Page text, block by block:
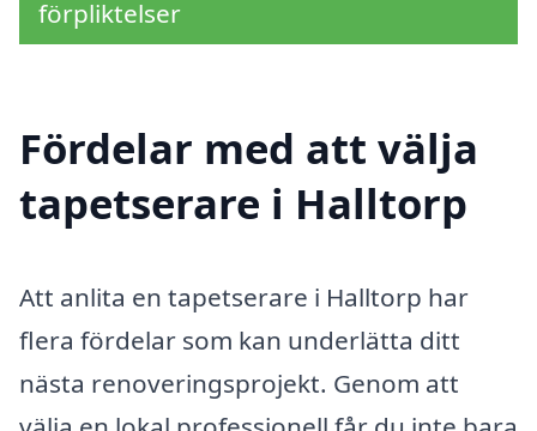
förpliktelser
Fördelar med att välja
tapetserare i Halltorp
Att anlita en tapetserare i Halltorp har
flera fördelar som kan underlätta ditt
nästa renoveringsprojekt. Genom att